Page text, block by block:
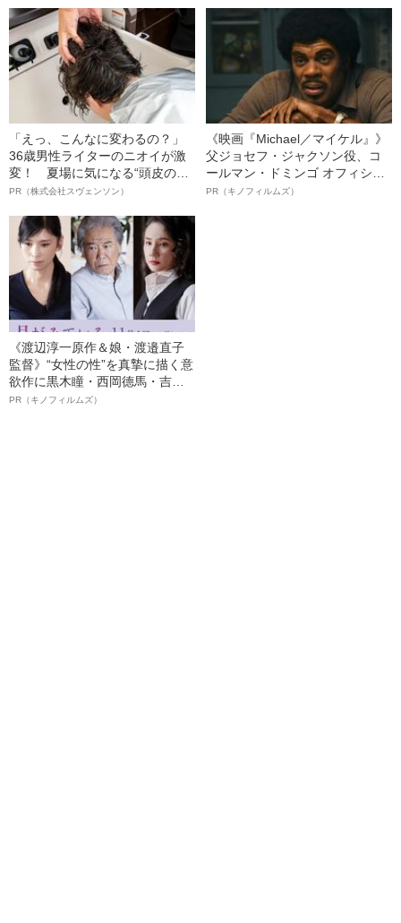
「えっ、こんなに変わるの？」
36歳男性ライターのニオイが激
変！ 夏場に気になる“頭皮のニ
オイ”や“ベタつき”を解消す
ト”が生み出した徹底ケアとは
PR（株式会社スヴェンソン）
《映画『Michael／マイケル』》
父ジョセフ・ジャクソン役、コ
ールマン・ドミンゴ オフィシャ
ルインタビュー“観客を魅了した
PR（キノフィルムズ）
《渡辺淳一原作＆娘・渡邉直子
監督》“女性の性”を真摯に描く意
欲作に黒木瞳・西岡德馬・吉田
羊が出演決定！《映画『月がみ
PR（キノフィルムズ）